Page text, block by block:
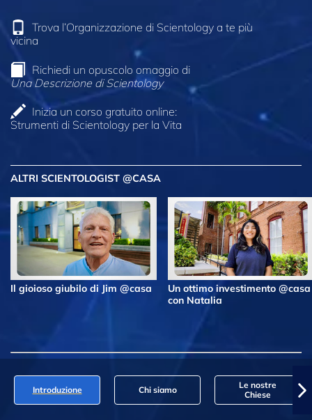
Trova l’Organizzazione di Scientology a te più
vicina
Richiedi un opuscolo omaggio di
Una Descrizione di Scientology
Inizia un corso gratuito online:
Strumenti di Scientology per la Vita
ALTRI SCIENTOLOGIST @CASA
Il gioioso giubilo di Jim @casa
Un ottimo investimento @casa
con Natalia
Introduzione Chi siamo
Le nostre
Chiese